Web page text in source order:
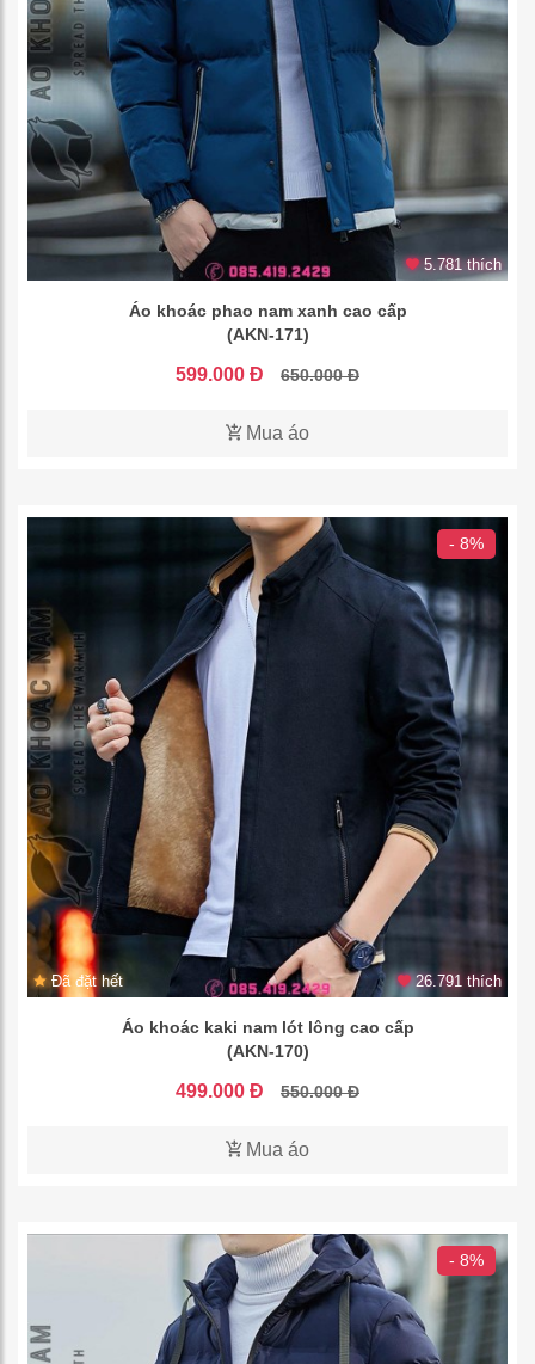
5.781 thích
Áo khoác phao nam xanh cao cấp
(AKN-171)
599.000 Đ 650.000 Đ
Mua áo
- 8%
Đã đặt hết 26.791 thích
Áo khoác kaki nam lót lông cao cấp
(AKN-170)
499.000 Đ 550.000 Đ
Mua áo
- 8%